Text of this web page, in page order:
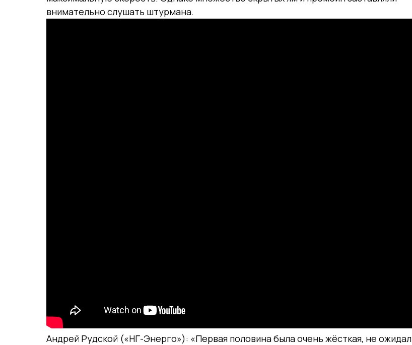
внимательно слушать штурмана.
Андрей Рудской («НГ-Энерго»): «Первая половина была очень жёсткая, не ожидал